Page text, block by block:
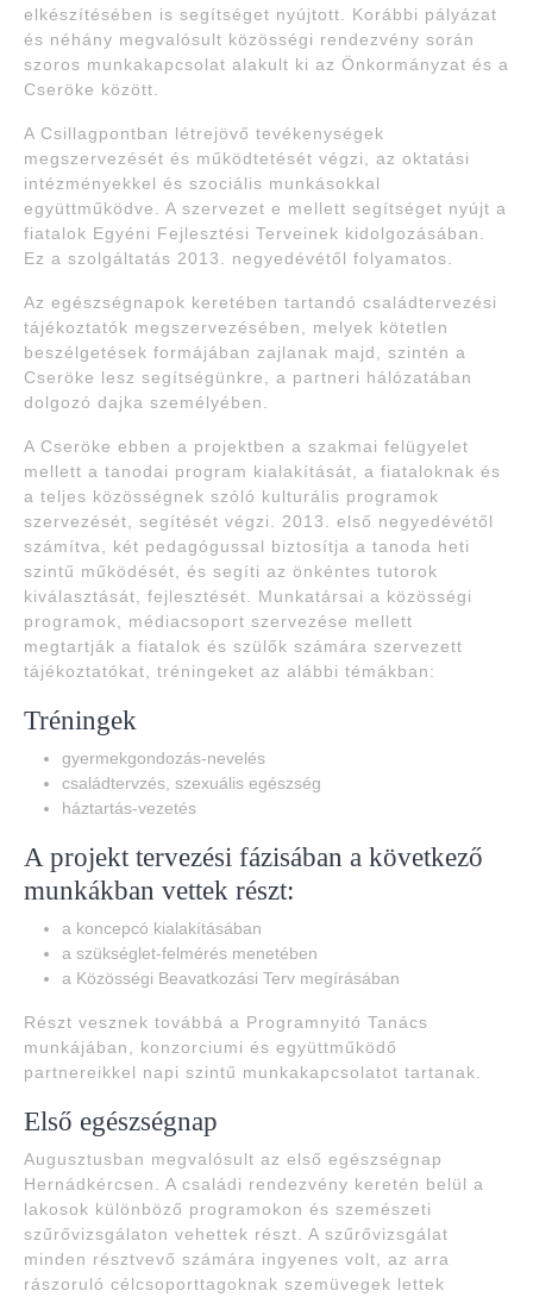
elkészítésében is segítséget nyújtott. Korábbi pályázat
és néhány megvalósult közösségi rendezvény során
szoros munkakapcsolat alakult ki az Önkormányzat és a
Cseröke között.
A Csillagpontban létrejövő tevékenységek
megszervezését és működtetését végzi, az oktatási
intézményekkel és szociális munkásokkal
együttműködve. A szervezet e mellett segítséget nyújt a
fiatalok Egyéni Fejlesztési Terveinek kidolgozásában.
Ez a szolgáltatás 2013. negyedévétől folyamatos.
Az egészségnapok keretében tartandó családtervezési
tájékoztatók megszervezésében, melyek kötetlen
beszélgetések formájában zajlanak majd, szintén a
Cseröke lesz segítségünkre, a partneri hálózatában
dolgozó dajka személyében.
A Cseröke ebben a projektben a szakmai felügyelet
mellett a tanodai program kialakítását, a fiataloknak és
a teljes közösségnek szóló kulturális programok
szervezését, segítését végzi. 2013. első negyedévétől
számítva, két pedagógussal biztosítja a tanoda heti
szintű működését, és segíti az önkéntes tutorok
kiválasztását, fejlesztését. Munkatársai a közösségi
programok, médiacsoport szervezése mellett
megtartják a fiatalok és szülők számára szervezett
tájékoztatókat, tréningeket az alábbi témákban:
Tréningek
gyermekgondozás-nevelés
családtervzés, szexuális egészség
háztartás-vezetés
A projekt tervezési fázisában a következő
munkákban vettek részt:
a koncepcó kialakításában
a szükséglet-felmérés menetében
a Közösségi Beavatkozási Terv megírásában
Részt vesznek továbbá a Programnyitó Tanács
munkájában, konzorciumi és együttműködő
partnereikkel napi szintű munkakapcsolatot tartanak.
Első egészségnap
Augusztusban megvalósult az első egészségnap
Hernádkércsen. A családi rendezvény keretén belül a
lakosok különböző programokon és szemészeti
szűrővizsgálaton vehettek részt. A szűrővizsgálat
minden résztvevő számára ingyenes volt, az arra
rászoruló célcsoporttagoknak szemüvegek lettek